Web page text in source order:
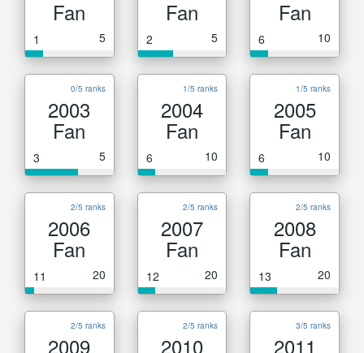
Fan
1 5
Fan
2 5
Fan
6 10
0/5 ranks
2003
Fan
3 5
1/5 ranks
2004
Fan
6 10
1/5 ranks
2005
Fan
6 10
2/5 ranks
2006
Fan
11 20
2/5 ranks
2007
Fan
12 20
2/5 ranks
2008
Fan
13 20
2/5 ranks
2009
2/5 ranks
2010
3/5 ranks
2011